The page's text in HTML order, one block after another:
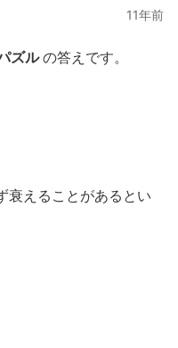
11年前
ズルの答えです。
えることがあるとい